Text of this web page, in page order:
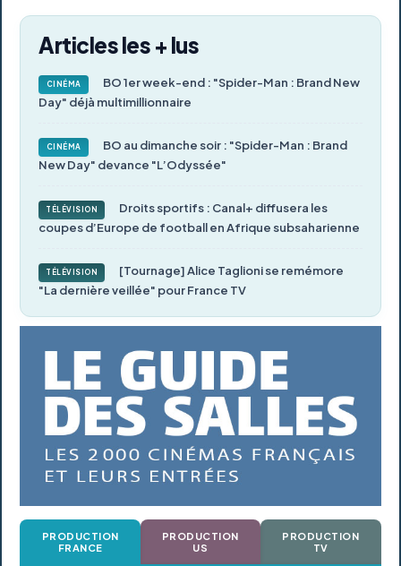
Articles les + lus
CINÉMA
BO 1er week-end : "Spider-Man : Brand New
Day" déjà multimillionnaire
CINÉMA
BO au dimanche soir : "Spider-Man : Brand
New Day" devance "L’Odyssée"
TÉLÉVISION
Droits sportifs : Canal+ diffusera les
coupes d’Europe de football en Afrique subsaharienne
TÉLÉVISION
[Tournage] Alice Taglioni se remémore
"La dernière veillée" pour France TV
PRODUCTION
FRANCE
PRODUCTION
US
PRODUCTION
TV